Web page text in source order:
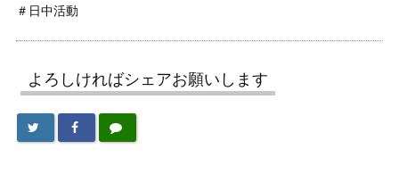
＃日中活動
よろしければシェアお願いします